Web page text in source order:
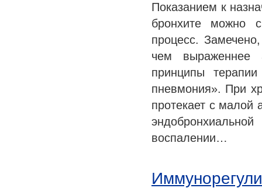
Показанием к
бронхите можно
процесс.
чем выраженнее
принципы
пневмония». При
протекает с малой
воспалении…